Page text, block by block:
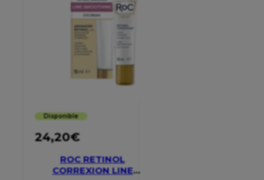
Disponible
24,20€
ROC RETINOL
CORREXION LINE